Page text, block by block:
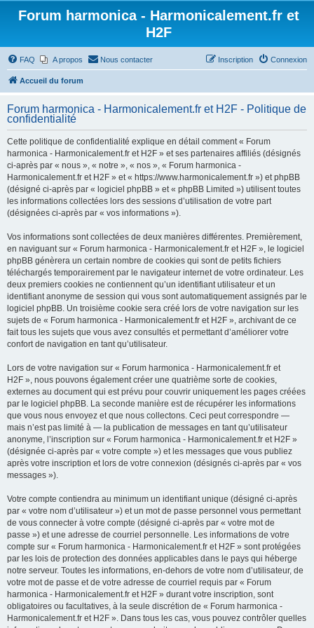
Forum harmonica - Harmonicalement.fr et
H2F
FAQ A propos Nous contacter Connexion
Inscription
Accueil du forum
Forum harmonica - Harmonicalement.fr et H2F - Politique de
confidentialité
Cette politique de confidentialité explique en détail comment « Forum
harmonica - Harmonicalement.fr et H2F » et ses partenaires affiliés (désignés
ci-après par « nous », « notre », « nos », « Forum harmonica -
Harmonicalement.fr et H2F » et « https://www.harmonicalement.fr ») et phpBB
(désigné ci-après par « logiciel phpBB » et « phpBB Limited ») utilisent toutes
les informations collectées lors des sessions d’utilisation de votre part
(désignées ci-après par « vos informations »).
Vos informations sont collectées de deux manières différentes. Premièrement,
en naviguant sur « Forum harmonica - Harmonicalement.fr et H2F », le logiciel
phpBB génèrera un certain nombre de cookies qui sont de petits fichiers
téléchargés temporairement par le navigateur internet de votre ordinateur. Les
deux premiers cookies ne contiennent qu’un identifiant utilisateur et un
identifiant anonyme de session qui vous sont automatiquement assignés par le
logiciel phpBB. Un troisième cookie sera créé lors de votre navigation sur les
sujets de « Forum harmonica - Harmonicalement.fr et H2F », archivant de ce
fait tous les sujets que vous avez consultés et permettant d’améliorer votre
confort de navigation en tant qu’utilisateur.
Lors de votre navigation sur « Forum harmonica - Harmonicalement.fr et
H2F », nous pouvons également créer une quatrième sorte de cookies,
externes au document qui est prévu pour couvrir uniquement les pages créées
par le logiciel phpBB. La seconde manière est de récupérer les informations
que vous nous envoyez et que nous collectons. Ceci peut correspondre —
mais n’est pas limité à — la publication de messages en tant qu’utilisateur
anonyme, l’inscription sur « Forum harmonica - Harmonicalement.fr et H2F »
(désignée ci-après par « votre compte ») et les messages que vous publiez
après votre inscription et lors de votre connexion (désignés ci-après par « vos
messages »).
Votre compte contiendra au minimum un identifiant unique (désigné ci-après
par « votre nom d’utilisateur ») et un mot de passe personnel vous permettant
de vous connecter à votre compte (désigné ci-après par « votre mot de
passe ») et une adresse de courriel personnelle. Les informations de votre
compte sur « Forum harmonica - Harmonicalement.fr et H2F » sont protégées
par les lois de protection des données applicables dans le pays qui héberge
notre serveur. Toutes les informations, en-dehors de votre nom d’utilisateur, de
votre mot de passe et de votre adresse de courriel requis par « Forum
harmonica - Harmonicalement.fr et H2F » durant votre inscription, sont
obligatoires ou facultatives, à la seule discrétion de « Forum harmonica -
Harmonicalement.fr et H2F ». Dans tous les cas, vous pouvez contrôler quelles